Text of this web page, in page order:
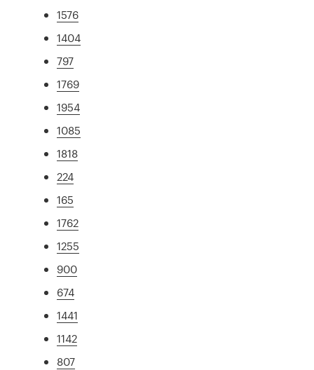
1576
1404
797
1769
1954
1085
1818
224
165
1762
1255
900
674
1441
1142
807